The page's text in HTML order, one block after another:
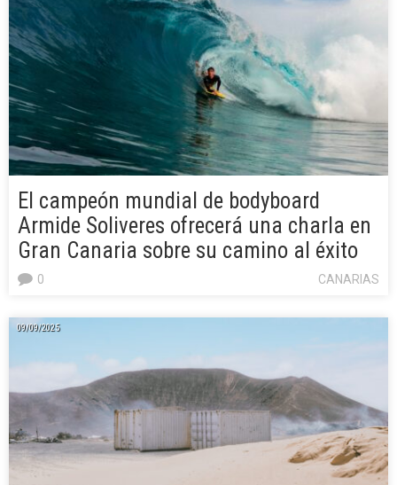
El campeón mundial de bodyboard
Armide Soliveres ofrecerá una charla en
Gran Canaria sobre su camino al éxito
CANARIAS
0
09/09/2025